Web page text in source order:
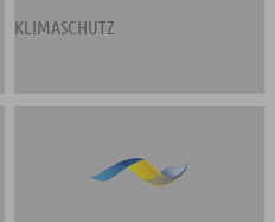
KLIMASCHUTZ